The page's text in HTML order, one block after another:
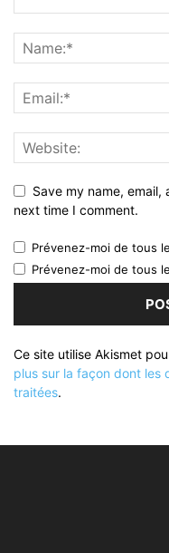
Save my name,
next time I comment.
Prévenez-moi de tous
Prévenez-moi de tous
Ce site utilise Akismet
plus sur la façon dont les
traitées.